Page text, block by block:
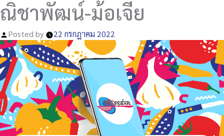
ณิชาพัฒน์-ม้อเจี่ย
Posted by 22 กรกฎาคม 2022